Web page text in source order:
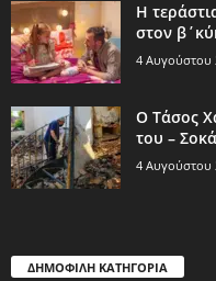
Η
στον
4 Αυγούστου
Ο Τάσος
του –
4 Αυγούστου
ΔΗΜΟΦΙΛΗ ΚΑΤΗΓΟΡΙΑ